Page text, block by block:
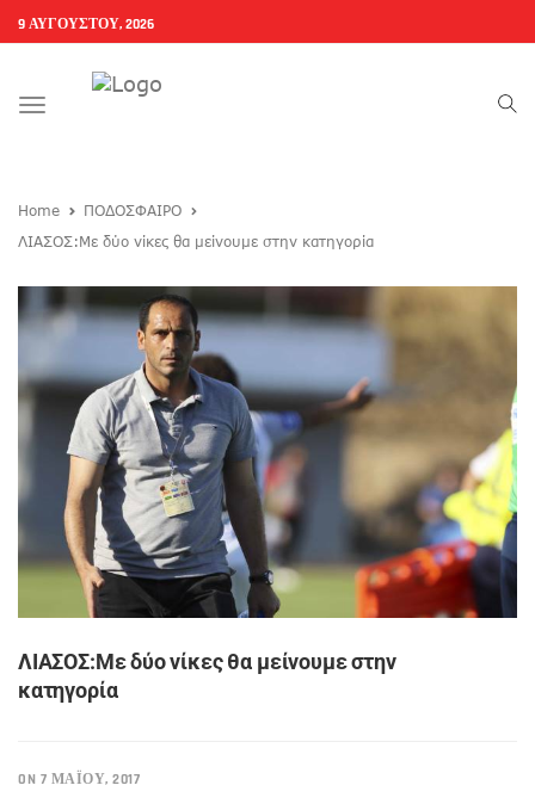
9 ΑΥΓΟΎΣΤΟΥ, 2026
Toggle
Home
ΠΟΔΟΣΦΑΙΡΟ
ΛΙΑΣΟΣ:Με δύο νίκες θα μείνουμε στην κατηγορία
ΛΙΑΣΟΣ:Με δύο νίκες θα μείνουμε στην
κατηγορία
ON 7 ΜΑΪ́ΟΥ, 2017